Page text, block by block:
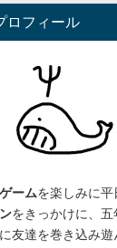
ロフィール
ームを楽しみに平
をきっかけに、 五
に友達を巻き込み